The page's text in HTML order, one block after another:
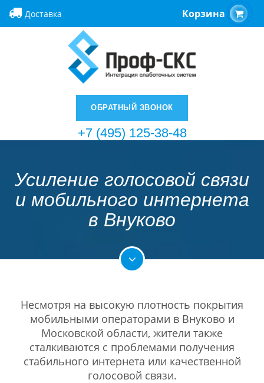
Доставка Корзина
ОБРАТНЫЙ ЗВОНОК
+7 (495) 125-38-48
Усиление голосовой связи
и мобильного интернета
в Внуково
Несмотря на высокую плотность покрытия
мобильными операторами в Внуково и
Московской области, жители также
сталкиваются с проблемами получения
стабильного интернета или качественной
голосовой связи.